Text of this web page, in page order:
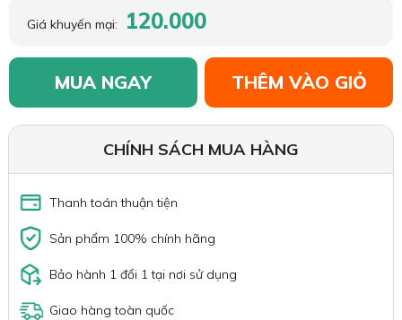
Giá khuyến mại: 120.000
MUA NGAY THÊM VÀO GIỎ
CHÍNH SÁCH MUA HÀNG
Thanh toán thuận tiện
Sản phẩm 100% chính hãng
Bảo hành 1 đổi 1 tại nơi sử dụng
Giao hàng toàn quốc